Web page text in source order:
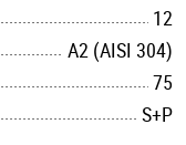
12
А2 (AISI 304)
75
S+P